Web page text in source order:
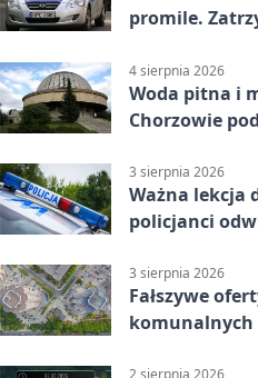
promile.
4 sierpnia 2026
Woda pitna i
Chorzowie
3 sierpnia 2026
Ważna lekcja
policjanci
3 sierpnia 2026
Fałszywe
komunalnych